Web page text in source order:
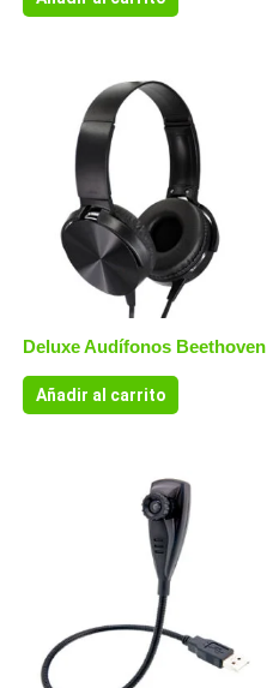
Deluxe Audífonos Beethoven
Añadir al carrito